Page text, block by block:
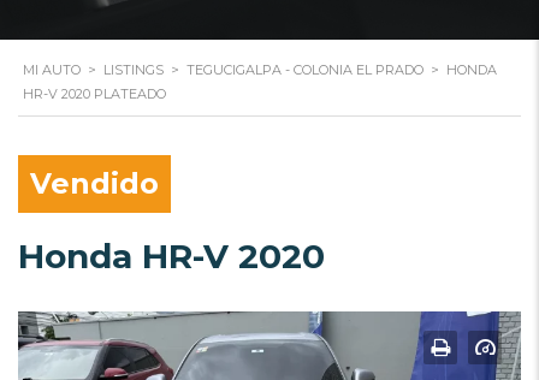
MI AUTO > LISTINGS > TEGUCIGALPA - COLONIA EL PRADO > HONDA
HR-V 2020 PLATEADO
Vendido
Honda HR-V 2020